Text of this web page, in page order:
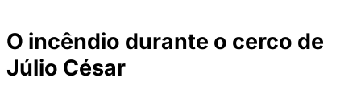
O incêndio durante o cerco de
Júlio César